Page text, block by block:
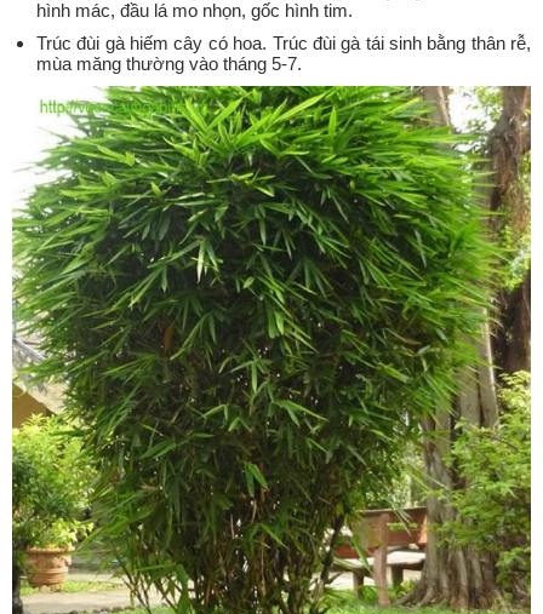
hình mác, đầu lá mo nhọn, gốc hình tim.
Trúc đùi gà hiếm cây có hoa. Trúc đùi gà tái sinh bằng thân rễ,
mùa măng thường vào tháng 5-7.